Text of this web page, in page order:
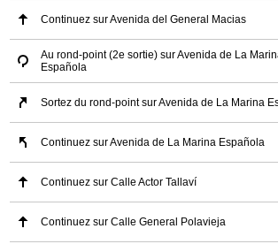
Continuez sur Avenida del General Macias
Au rond-point (2e sortie) sur Avenida de La
Española
Sortez du rond-point sur Avenida de La Marina
Continuez sur Avenida de La Marina Española
Continuez sur Calle Actor Tallaví
Continuez sur Calle General Polavieja